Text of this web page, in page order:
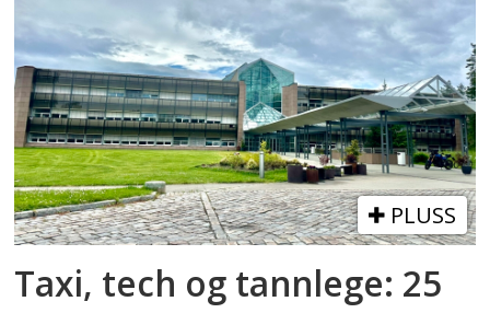
PLUSS
Taxi, tech og tannlege: 25